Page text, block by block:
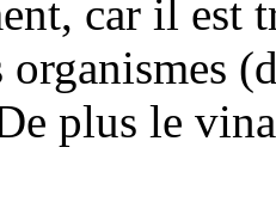
car il est
plus le